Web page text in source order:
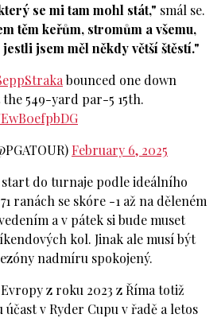
se mi tam mohl stát," smál se.
těm keřům, stromům a všemu,
jsem měl někdy větší štěstí."
bounced one down
549-yard par-5 15th.
February 6, 2025
do turnaje podle ideálního
ranách se skóre -1 až na děleném
a v pátek si bude muset
kol. Jinak ale musí být
nadmíru spokojený.
z roku 2023 z Říma totiž
v Ryder Cupu v řadě a letos